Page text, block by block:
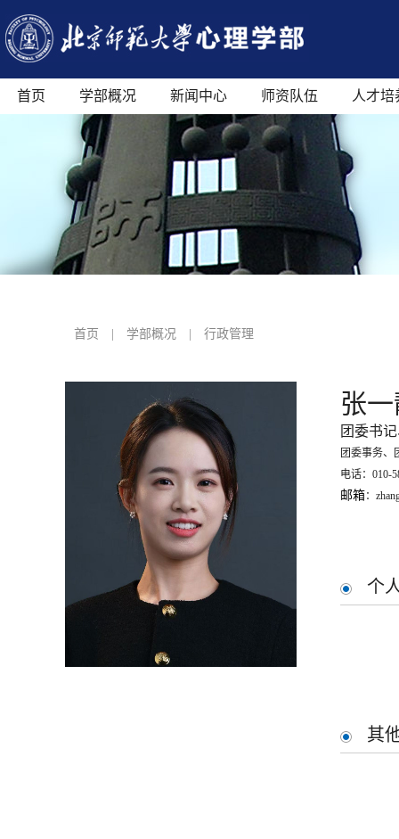
首页 学部概况 新闻中心 师资队伍 人才培
首页 学部概况 行政管理
张
团委书
团委事务、
电话： 010-
邮箱：
个
其